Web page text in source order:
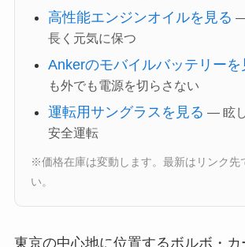
高性能エンジンオイルを見る
長く元気に保つ
Ankerのモバイルバッテリーを
も外でも電源を切らさない
運転用サングラスを見る — 眩
安全運転
※価格在庫は変動します。最新はリンク先
い。
東京の中心地に位置するボルボ・カ